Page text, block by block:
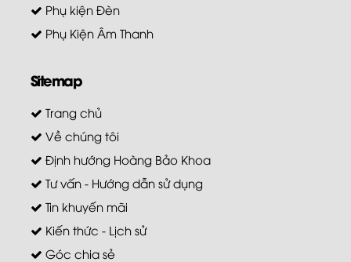
Phụ kiện Đèn
Phụ Kiện Âm Thanh
Sitemap
Trang chủ
Về chúng tôi
Định hướng Hoàng Bảo Khoa
Tư vấn - Hướng dẫn sử dụng
Tin khuyến mãi
Kiến thức - Lịch sử
Góc chia sẻ